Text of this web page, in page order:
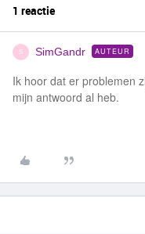
1 reactie
S SimGandr AUTEUR
Ik hoor dat er problemen
mijn antwoord al heb.